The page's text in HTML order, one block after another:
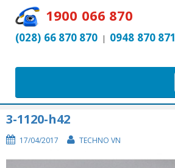
1900 066 870
(028) 66 870 870 | 0948 870 871
3-1120-h42
17/04/2017 TECHNO VN